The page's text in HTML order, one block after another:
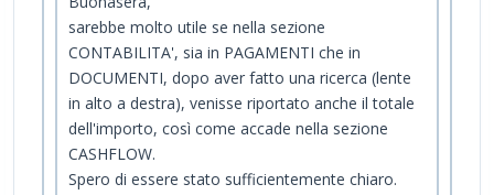
sarebbe molto utile se nella sezione
CONTABILITA', sia in PAGAMENTI che in
DOCUMENTI, dopo aver fatto una ricerca (lente
in alto a destra), venisse riportato anche il totale
dell'importo, così come accade nella sezione
CASHFLOW.
Spero di essere stato sufficientemente chiaro.